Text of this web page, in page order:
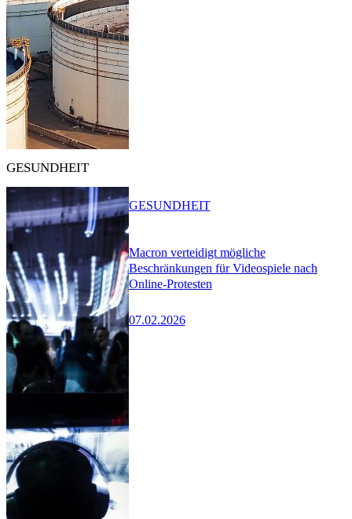
GESUNDHEIT
Macron verteidigt mögliche
Beschränkungen für Videospiele nach
Online-Protesten
07.02.2026
GESUNDHEIT